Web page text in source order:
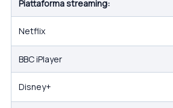
Piattaforma streaming:
Netflix
BBC iPlayer
Disney+